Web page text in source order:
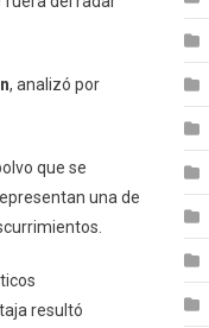
, analizó por
que se
una de
resultó